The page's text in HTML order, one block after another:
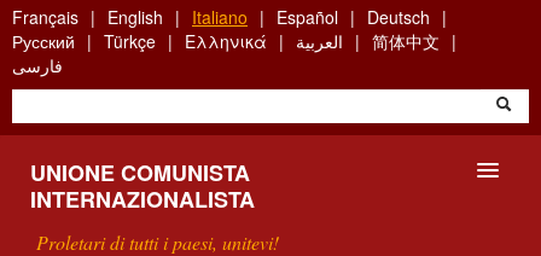
Skip
to
main
content
Français English Italiano Español
Deutsch
Русский
Türkçe Ελληνικά العربية
简体中文
فارسی
UNIONE COMUNISTA
INTERNAZIONALISTA
Proletari di tutti i paesi, unitevi!